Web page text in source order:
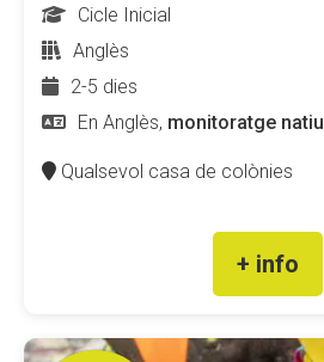
Cicle Inicial
Anglès
2-5 dies
En Anglès, monitoratge natiu
Qualsevol casa de colònies
+ info